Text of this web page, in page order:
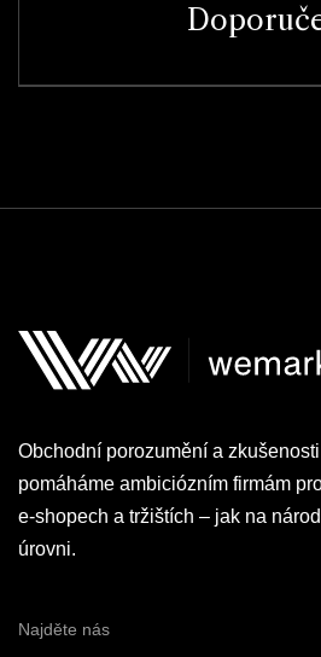
Obchodní porozumění a
pomáháme ambiciózním firmám
e-shopech a tržištích – jak na
úrovni.
Najděte nás